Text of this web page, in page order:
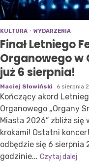
KULTURA WYDARZENIA
Finał Letniego
Organowego w
już 6 sierpnia!
Maciej Słowiński 6 sierpnia
Kończący akord
Organowego „Organy
Miasta 2026” zbliża się
krokami! Ostatni
odbędzie się 6 sierpnia
godzinie... Czytaj dalej